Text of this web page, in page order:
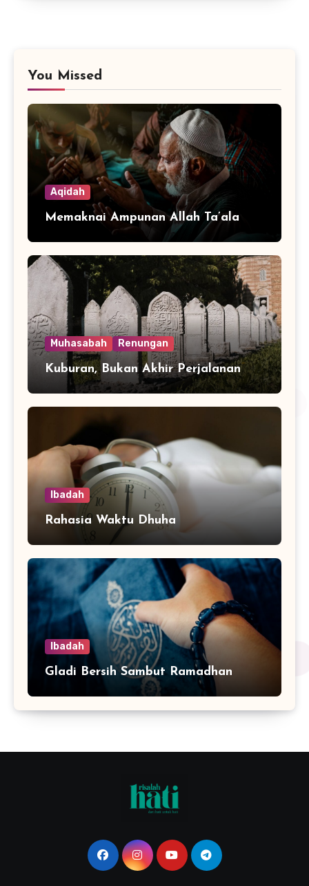
You Missed
Aqidah
Memaknai Ampunan Allah Ta’ala
Muhasabah Renungan
Kuburan, Bukan Akhir Perjalanan
Ibadah
Rahasia Waktu Dhuha
Ibadah
Gladi Bersih Sambut Ramadhan